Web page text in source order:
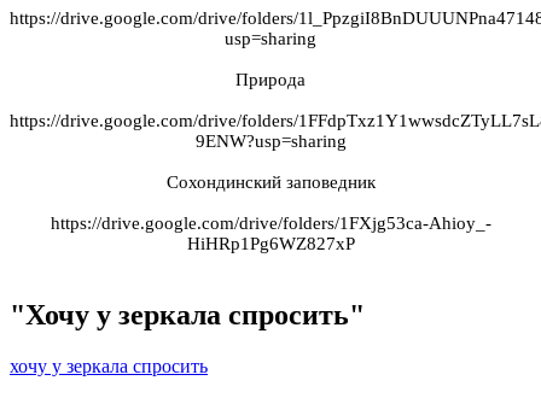
https://drive.google.com/drive/folders/
usp=sharing
Природа
https://drive.google.com/drive/folders/
9ENW?usp=sharing
Сохондинский заповедник
https://drive.google.com/drive/folders/1FXjg53ca-Ahioy_-
HiHRp1Pg6WZ827xP
"Хочу у зеркала спросить"
хочу у зеркала спросить